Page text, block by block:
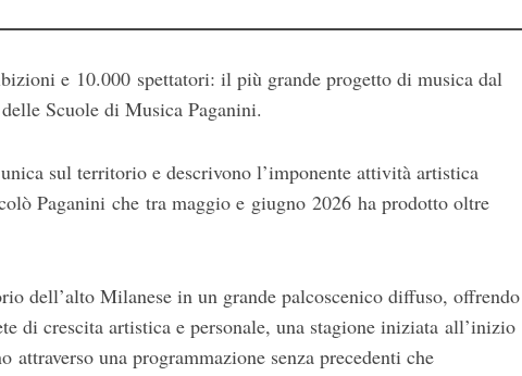
e 10.000 spettatori: il più grande progetto di musica dal
Scuole di Musica Paganini.
sul territorio e descrivono l’imponente attività artistica
Paganini che tra maggio e giugno 2026 ha prodotto oltre
dell’alto Milanese in un grande palcoscenico diffuso, offrendo
di crescita artistica e personale, una stagione iniziata all’inizio
una programmazione senza precedenti che